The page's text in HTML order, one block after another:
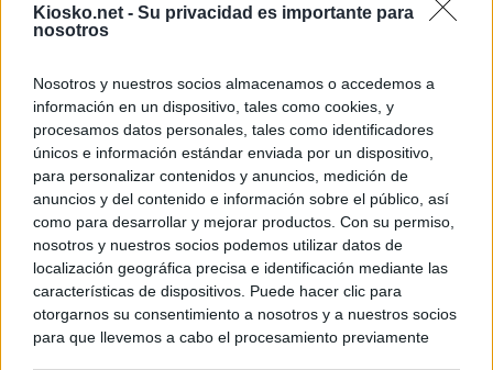
Kiosko.net - Su privacidad es importante para
nosotros
Nosotros y nuestros socios almacenamos o accedemos a
información en un dispositivo, tales como cookies, y
procesamos datos personales, tales como identificadores
únicos e información estándar enviada por un dispositivo,
para personalizar contenidos y anuncios, medición de
anuncios y del contenido e información sobre el público, así
como para desarrollar y mejorar productos. Con su permiso,
nosotros y nuestros socios podemos utilizar datos de
localización geográfica precisa e identificación mediante las
características de dispositivos. Puede hacer clic para
otorgarnos su consentimiento a nosotros y a nuestros socios
para que llevemos a cabo el procesamiento previamente